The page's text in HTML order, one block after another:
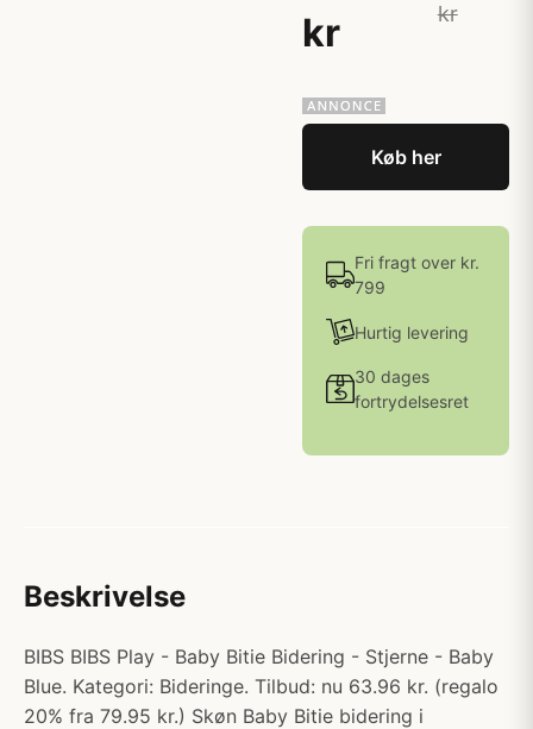
kr
kr
Køb her
Fri fragt over kr.
799
Hurtig levering
30 dages
fortrydelsesret
Beskrivelse
BIBS BIBS Play - Baby Bitie Bidering - Stjerne - Baby
Blue. Kategori: Bideringe. Tilbud: nu 63.96 kr. (regalo
20% fra 79.95 kr.) Skøn Baby Bitie bidering i